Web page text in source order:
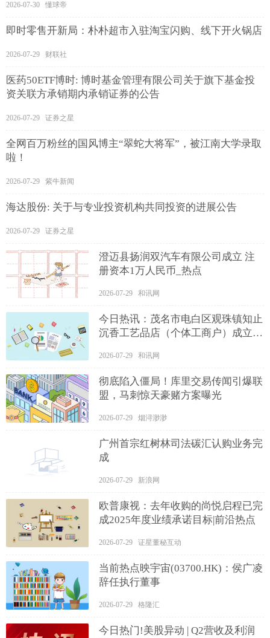
2026-07-30 懂球帝
即时零售开新局：朴朴超市入驻淘宝闪购、线下开火锅店
2026-07-29 财联社
医药50ETF博时: 博时基金管理有限公司关于旗下基金投
资关联方承销期内承销证券的公告
2026-07-29 证券之星
全网百万粉丝的国风博主“翠蛇大将军”，被江南大学录取
啦！
2026-07-29 紫牛新闻
海达股份: 关于与专业投资机构共同投资的进展公告
2026-07-29 证券之星
澄迈县扬润双汽车有限公司成立 注
册资本1万人民币_热点
2026-07-29 和讯网
今日热讯：茂名市电白区观珠镇知止
沉香工艺品店（个体工商户）成立
2026-07-29 和讯网
彻底陷入僵局！库里交易传闻引爆联
盟，马刺惊天豪赌方案曝光
2026-07-29 烟浔渺渺
广州首宗红树林司法碳汇认购业务完
成
2026-07-29 新浪网
欧普康视：去年收购的尚悦启程已完
成2025年度业绩承诺目标|前沿热点
2026-07-29 证星董秘互动
当前热点映宇宙(03700.HK)：侯广凌
辞任执行董事
2026-07-29 格隆汇
今日热门!美股异动 | Q2营收及利润